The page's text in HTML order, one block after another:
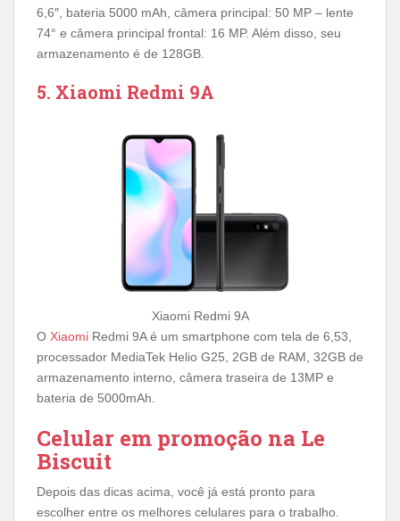
6,6″, bateria 5000 mAh, câmera principal: 50 MP – lente
74° e câmera principal frontal: 16 MP. Além disso, seu
armazenamento é de 128GB.
5. Xiaomi Redmi 9A
Xiaomi Redmi 9A
O Xiaomi Redmi 9A é um smartphone com tela de 6,53,
processador MediaTek Helio G25, 2GB de RAM, 32GB de
armazenamento interno, câmera traseira de 13MP e
bateria de 5000mAh.
Celular em promoção na Le
Biscuit
Depois das dicas acima, você já está pronto para
escolher entre os melhores celulares para o trabalho.